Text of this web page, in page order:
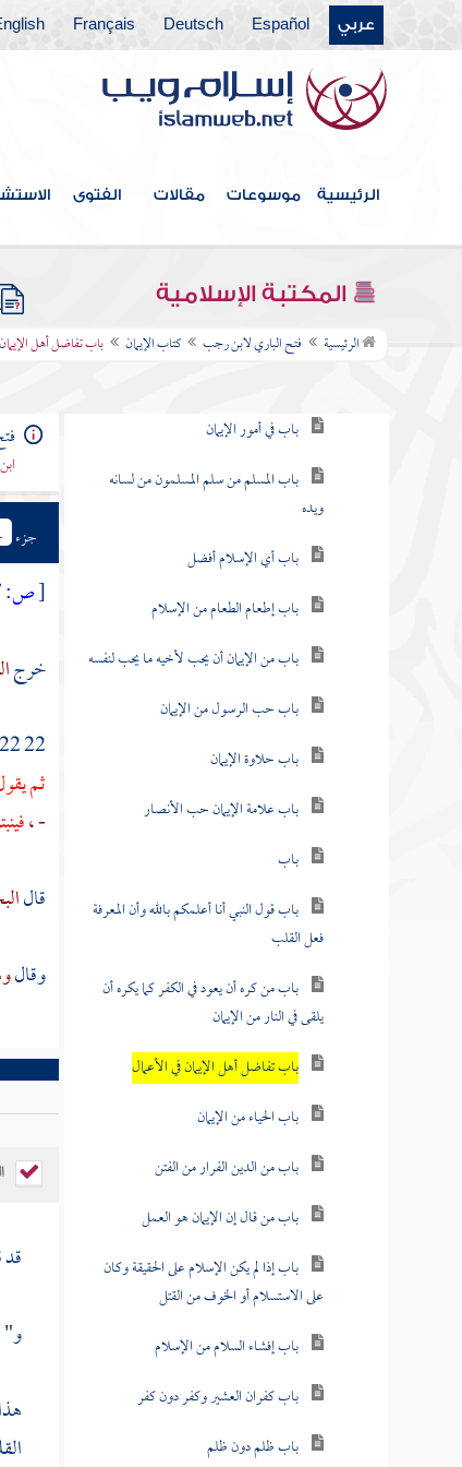
عربي Español
Deutsch
Français
الرئيسية موسوعات مقالات الفتوى
المكتبة الإسلامية
الرئيسية فتح الباري لابن رجب كتاب الإيمان باب تفاضل أهل
فهرس الكتاب
كتاب الإيمان
باب في أمور الإيمان
باب المسلم من سلم المسلمون من لسانه
ويده
باب أي الإسلام أفضل
باب إطعام الطعام من الإسلام
باب من الإيمان أن يحب لأخيه ما يحب لنفسه
باب حب الرسول من الإيمان
باب حلاوة الإيمان
باب علامة الإيمان حب الأنصار
باب
باب قول النبي أنا أعلمكم بالله وأن المعرفة
فعل القلب
باب من كره أن يعود في الكفر كما يكره أن
يلقى في النار من الإيمان
باب تفاضل أهل الإيمان في الأعمال
باب الحياء من الإيمان
باب من الدين الفرار من الفتن
باب من قال إن الإيمان هو العمل
باب إذا لم يكن الإسلام على الحقيقة وكان
على الاستسلام أو الخوف من القتل
باب إفشاء السلام من الإسلام
باب كفران العشير وكفر دون كفر
باب ظلم دون ظلم
جزء
[ص:
خرج
22 22 - من حديث
ثم
- ،
قال
وقال
و"